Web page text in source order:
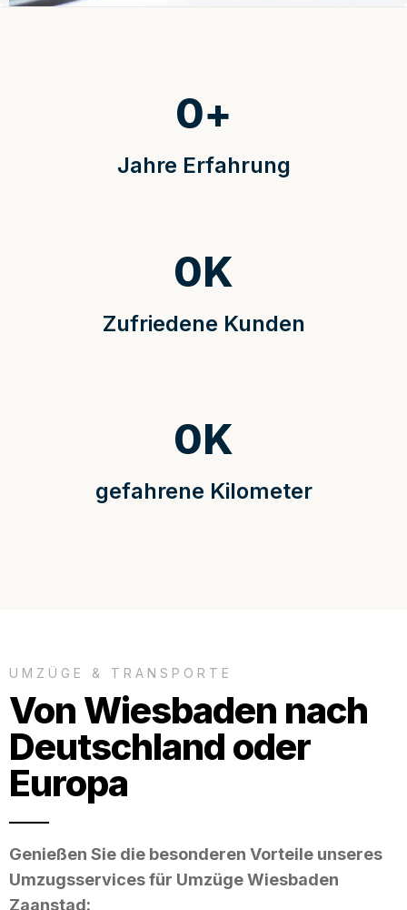
Jahre Erfahrung
0+
Zufriedene Kunden
0K
gefahrene Kilometer
0K
UMZÜGE & TRANSPORTE
Von Wiesbaden nach
Deutschland oder
Europa
Genießen Sie die besonderen Vorteile unseres
Umzugsservices für Umzüge Wiesbaden
Zaanstad: